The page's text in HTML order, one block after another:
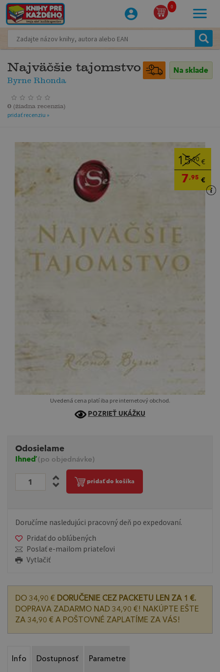
0
Najväčšie tajomstvo
Byrne Rhonda
Na sklade
0 (žiadna recenzia)
pridať recenziu »
15,90 €
7,95 €
Uvedená cena platí iba pre internetový obchod.
POZRIEŤ UKÁŽKU
Odosielame
Ihneď(po objednávke)
pridať do košíka
Doručíme nasledujúci pracovný deň po expedovaní.
Pridať do obľúbených
Poslať e-mailom priateľovi
Vytlačiť
DO 34,90 € DORUČENIE CEZ PACKETU LEN ZA 1 €.
DOPRAVA ZADARMO NAD 34,90 €! NAKÚPTE EŠTE
ZA 34,90 € A POŠTOVNÉ ZAPLATÍME ZA VÁS!
Info Dostupnosť Parametre